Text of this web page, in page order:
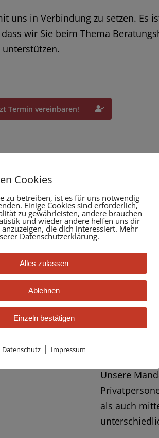
uns in Verbindung zu setzen. Es
wir Sie beim Thema
Termin vereinbaren!
0711 722091-80 oder per Kontakt-
Unsere
als auch
Cookies
zu betreiben, ist es für uns notwendig
Einige Cookies sind erforderlich,
zu gewährleisten, andere brauchen
und wieder andere helfen uns dir
die dich interessiert. Mehr
Datenschutzerklärung.
Alles zulassen
Ablehnen
Einzeln bestätigen
Datenschutz| Impressum